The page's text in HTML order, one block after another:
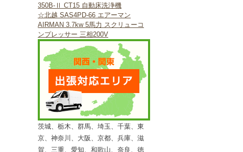
350B-Ⅱ CT15 自動床洗浄機
☆北越 SAS4PD-66 エアーマン
AIRMAN 3.7kw 5馬力 スクリューコ
ンプレッサー 三相200V
茨城、栃木、群馬、埼玉、千葉、東
京、神奈川、大阪、京都、兵庫、滋
賀、三重、愛知、和歌山、奈良、徳